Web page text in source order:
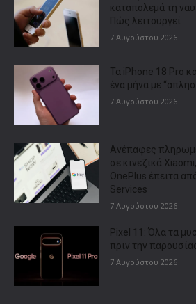
καταπολεμά τη
Πώς λειτουργεί
7 Αυγούστου 2026
Τα iPhone 18 Pro
ένα μήνα με
7 Αυγούστου 2026
Ανέπαφες
σε κινεζικά
OnePlus έπειτα
Services
7 Αυγούστου 2026
Pixel 11: Όλα τα
πριν την
7 Αυγούστου 2026